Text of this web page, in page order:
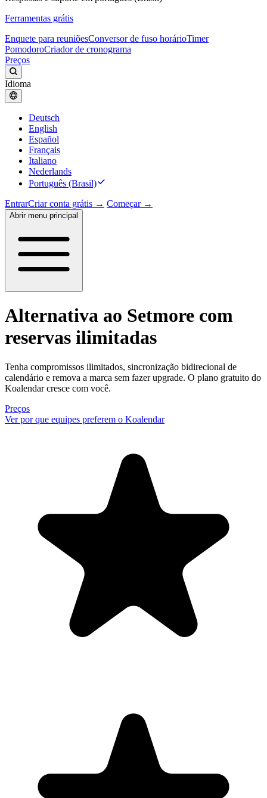
Ferramentas grátis
Enquete para reuniõesConversor de fuso horárioTimer
PomodoroCriador de cronograma
Preços
Idioma
Deutsch
English
Español
Français
Italiano
Nederlands
Português (Brasil)
EntrarCriar conta grátis → Começar →
Abrir menu principal
Alternativa ao Setmore com
reservas ilimitadas
Tenha compromissos ilimitados, sincronização bidirecional de
calendário e remova a marca sem fazer upgrade. O plano gratuito do
Koalendar cresce com você.
Preços
Ver por que equipes preferem o Koalendar